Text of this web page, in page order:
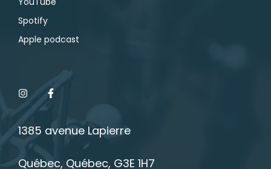
Spotify
Apple podcast
1385 avenue Lapierre
Québec, Québec, G3E 1H7